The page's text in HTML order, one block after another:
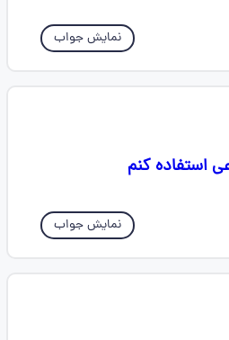
نمایش جواب
استفاده کنم
نمایش جواب